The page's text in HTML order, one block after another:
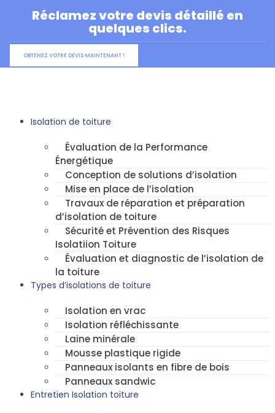
Réclamez votre devis détaillé en
quelques clics.
OBTENEZ VOTRE DEVIS MAINTENANT !
Isolation de toiture
Évaluation de la Performance
Énergétique
Conception de solutions d’isolation
Mise en place de l’isolation
Travaux de réparation et préparation
d’isolation de toiture
Sécurité et Prévention des Risques
Isolatiion Toiture
Évaluation et diagnostic de l’isolation de
la toiture
Types d’isolations de toiture
Isolation en vrac
Isolation réfléchissante
Laine minérale
Mousse plastique rigide
Panneaux isolants en fibre de bois
Panneaux sandwic
Entretien Isolation toiture